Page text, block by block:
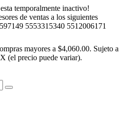
temporalmente inactivo!
de ventas a los siguientes
5553315340 5512006171
mayores a $4,060.00. Sujeto a
(el precio puede variar).